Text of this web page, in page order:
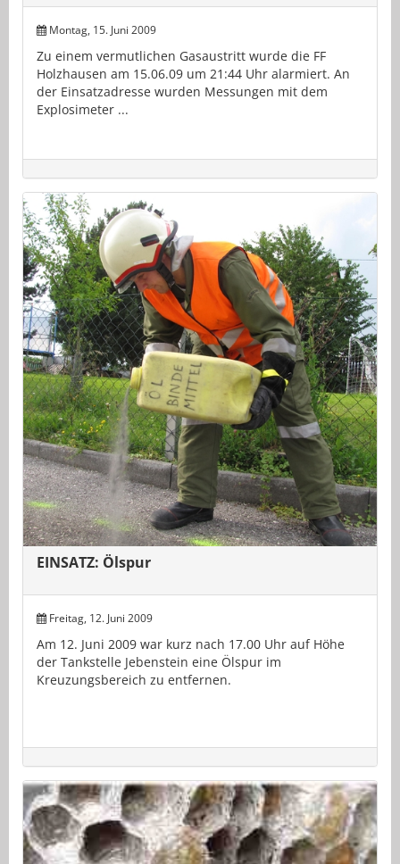
Montag, 15. Juni 2009
Zu einem vermutlichen Gasaustritt wurde die FF
Holzhausen am 15.06.09 um 21:44 Uhr alarmiert. An
der Einsatzadresse wurden Messungen mit dem
Explosimeter ...
EINSATZ: Ölspur
Freitag, 12. Juni 2009
Am 12. Juni 2009 war kurz nach 17.00 Uhr auf Höhe
der Tankstelle Jebenstein eine Ölspur im
Kreuzungsbereich zu entfernen.